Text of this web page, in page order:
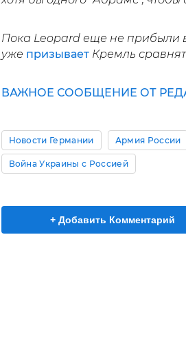
Пока Leopard еще не прибыли
уже призывает Кремль
ВАЖНОЕ СООБЩЕНИЕ ОТ
Новости Германии Армия России
Война Украины с Россией
+ Добавить Комментарий